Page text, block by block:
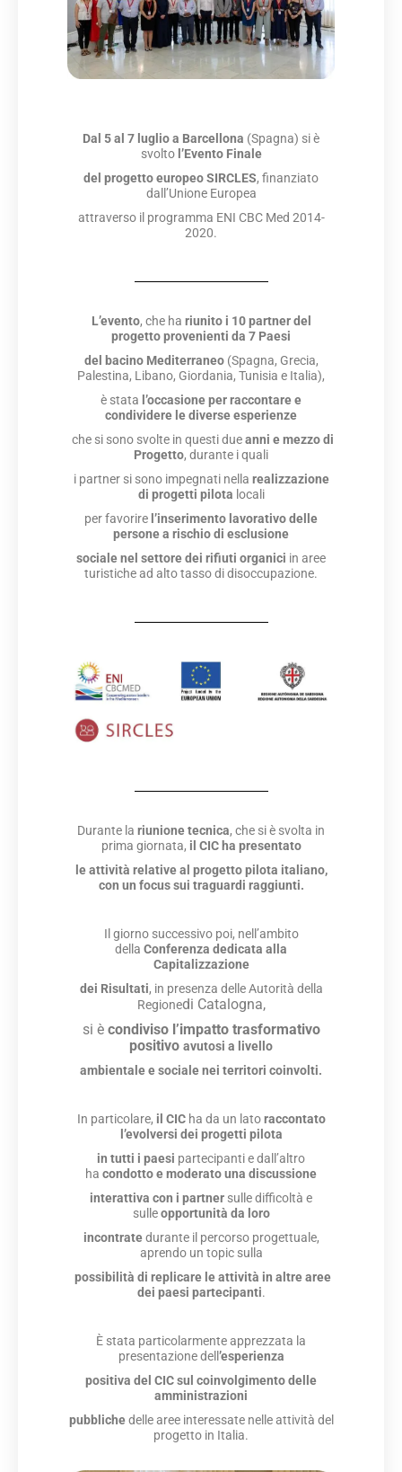
Dal 5 al 7 luglio a Barcellona (Spagna) si è
svolto l’Evento Finale
del progettoeuropeo SIRCLES, finanziato
dall’Unione Europea
attraverso il programma ENI CBC Med 2014-
2020.
L’evento, che ha riunito i 10 partner del
progettoprovenienti da 7 Paesi
del bacino Mediterraneo (Spagna, Grecia,
Palestina, Libano, Giordania, Tunisia e Italia),
è stata l’occasione per raccontare e
condividere le diverse esperienze
che si sono svolte in questi dueanni e mezzo di
Progetto, durante i quali
i partner si sono impegnati nella realizzazione
di progetti pilota locali
per favorire l’inserimento lavorativo delle
personea rischiodi esclusione
sociale nel settoredei rifiuti organici in aree
turistiche ad alto tasso di disoccupazione.
Durante la riunione tecnica, che si è svolta in
prima giornata, il CIC ha presentato
le attività relative al progettopilota italiano,
con un focus sui traguardi raggiunti.
Il giorno successivo poi, nell’ambito
della Conferenza dedicata alla
Capitalizzazione
dei Risultati, in presenza delle Autorità della
Regionedi Catalogna,
si è condiviso l’impatto trasformativo
positivo avutosi a livello
ambientale e sociale nei territori coinvolti.
In particolare, il CICha da un latoraccontato
l’evolversi dei progetti pilota
in tutti i paesi partecipanti e dall’altro
ha condotto e moderatouna discussione
interattiva con i partner sulle difficoltà e
sulleopportunità da loro
incontratedurante il percorso progettuale,
aprendo un topic sulla
possibilità di replicare le attività in altre aree
dei paesi partecipanti.
È stata particolarmente apprezzata la
presentazione dell ’esperienza
positiva del CIC sul coinvolgimento delle
amministrazioni
pubblichedelle aree interessate nelle attività del
progetto in Italia.